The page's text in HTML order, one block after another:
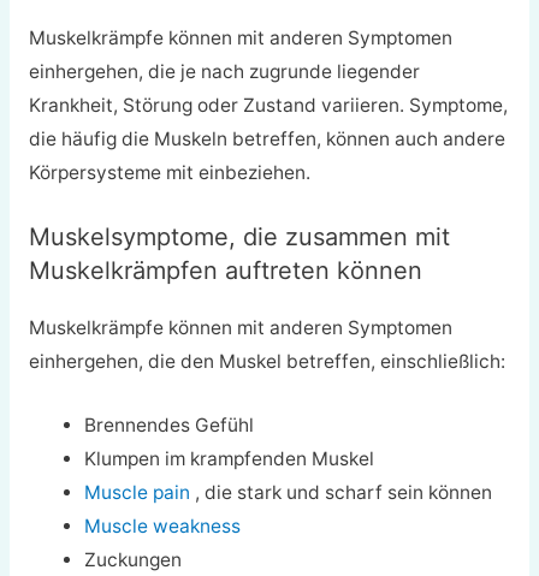
Muskelkrämpfe können mit anderen Symptomen
einhergehen, die je nach zugrunde liegender
Krankheit, Störung oder Zustand variieren. Symptome,
die häufig die Muskeln betreffen, können auch andere
Körpersysteme mit einbeziehen.
Muskelsymptome, die zusammen mit
Muskelkrämpfen auftreten können
Muskelkrämpfe können mit anderen Symptomen
einhergehen, die den Muskel betreffen, einschließlich:
Brennendes Gefühl
Klumpen im krampfenden Muskel
Muscle pain , die stark und scharf sein können
Muscle weakness
Zuckungen